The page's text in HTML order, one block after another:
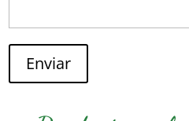
Enviar